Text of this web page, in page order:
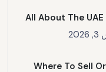
All About The UAE
Where To Sell